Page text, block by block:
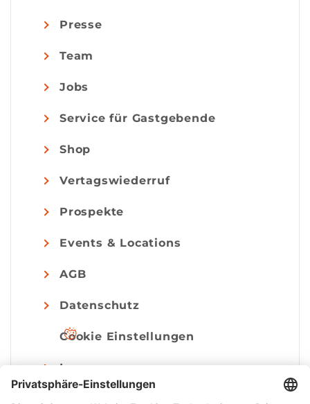
Presse
Team
Jobs
Service für Gastgebende
Shop
Vertagswiederruf
Prospekte
Events & Locations
AGB
Datenschutz
Cookie Einstellungen
Impressum